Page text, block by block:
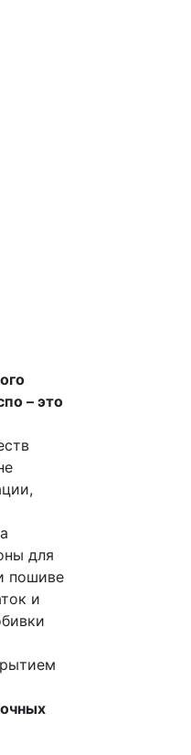
– это
для
пошиве
и